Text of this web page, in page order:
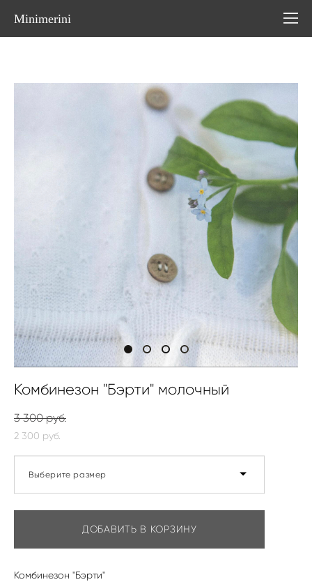
Minimerini
Комбинезон "Бэрти" молочный
3 300 pуб.
2 300 pуб.
Выберите размер
ДОБАВИТЬ В КОРЗИНУ
Комбинезон "Бэрти"